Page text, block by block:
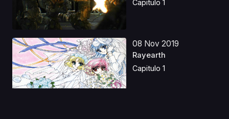
Capitulo 1
08 Nov 2019
Rayearth
Capitulo 1